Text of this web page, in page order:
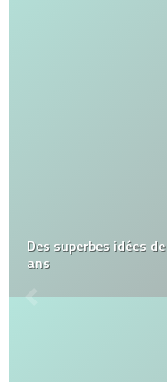
Des superbes idées
ans